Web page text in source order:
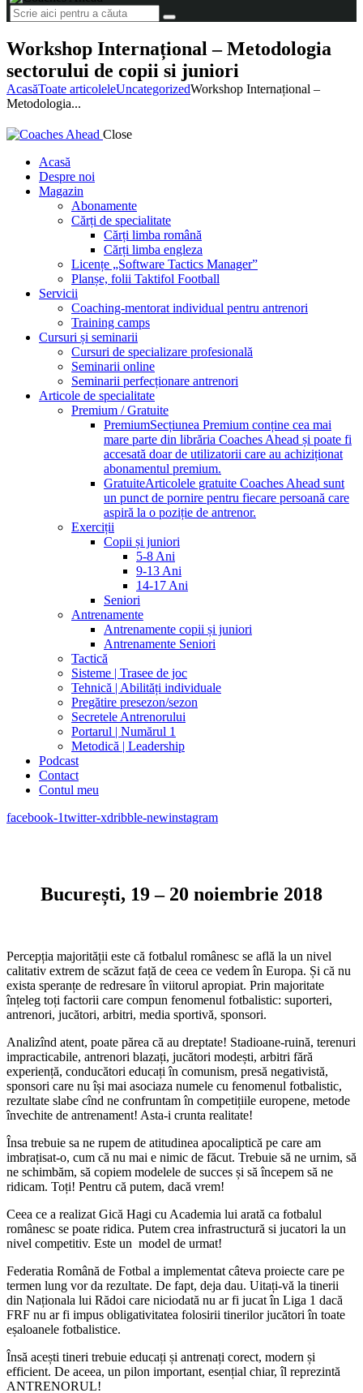
Workshop Internațional – Metodologia
sectorului de copii si juniori
AcasăToate articoleleUncategorizedWorkshop Internațional –
Metodologia...
Close
Acasă
Despre noi
Magazin
Abonamente
Cărți de specialitate
Cărți limba română
Cărți limba engleza
Licențe „Software Tactics Manager”
Planșe, folii Taktifol Football
Servicii
Coaching-mentorat individual pentru antrenori
Training camps
Cursuri și seminarii
Cursuri de specializare profesională
Seminarii online
Seminarii perfecționare antrenori
Articole de specialitate
Premium / Gratuite
PremiumSecțiunea Premium conține cea mai
mare parte din librăria Coaches Ahead și poate fi
accesată doar de utilizatorii care au achiziționat
abonamentul premium.
GratuiteArticolele gratuite Coaches Ahead sunt
un punct de pornire pentru fiecare persoană care
aspiră la o poziție de antrenor.
Exerciții
Copii și juniori
5-8 Ani
9-13 Ani
14-17 Ani
Seniori
Antrenamente
Antrenamente copii și juniori
Antrenamente Seniori
Tactică
Sisteme | Trasee de joc
Tehnică | Abilități individuale
Pregătire presezon/sezon
Secretele Antrenorului
Portarul | Numărul 1
Metodică | Leadership
Podcast
Contact
Contul meu
facebook-1twitter-xdribble-newinstagram
București, 19 – 20 noiembrie 2018
Percepția majorității este că fotbalul românesc se află la un nivel
calitativ extrem de scăzut față de ceea ce vedem în Europa. Și că nu
exista speranțe de redresare în viitorul apropiat. Prin majoritate
înțeleg toți factorii care compun fenomenul fotbalistic: suporteri,
antrenori, jucători, arbitri, media sportivă, sponsori.
Analizînd atent, poate părea că au dreptate! Stadioane-ruină, terenuri
impracticabile, antrenori blazați, jucători modești, arbitri fără
experiență, conducători educați în comunism, presă negativistă,
sponsori care nu își mai asociaza numele cu fenomenul fotbalistic,
rezultate slabe cînd ne confruntam în competițiile europene, metode
învechite de antrenament! Asta-i crunta realitate!
Însa trebuie sa ne rupem de atitudinea apocaliptică pe care am
imbrațisat-o, cum că nu mai e nimic de făcut. Trebuie să ne urnim, să
ne schimbăm, să copiem modelele de succes și să începem să ne
ridicam. Toți! Pentru că putem, dacă vrem!
Ceea ce a realizat Gică Hagi cu Academia lui arată ca fotbalul
românesc se poate ridica. Putem crea infrastructură si jucatori la un
nivel competitiv. Este un model de urmat!
Federatia Română de Fotbal a implementat câteva proiecte care pe
termen lung vor da rezultate. De fapt, deja dau. Uitați-vă la tinerii
din Naționala lui Rădoi care niciodată nu ar fi jucat în Liga 1 dacă
FRF nu ar fi impus obligativitatea folosirii tinerilor jucători în toate
eșaloanele fotbalistice.
Însă acești tineri trebuie educați și antrenați corect, modern și
efficient. De aceea, un pilon important, esențial chiar, îl reprezintă
ANTRENORUL!